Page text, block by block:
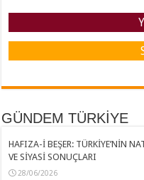
GÜNDEM TÜRKİYE
HAFIZA-İ BEŞER: TÜRKİYE’NİN
VE SİYASİ SONUÇLARI
28/06/2026